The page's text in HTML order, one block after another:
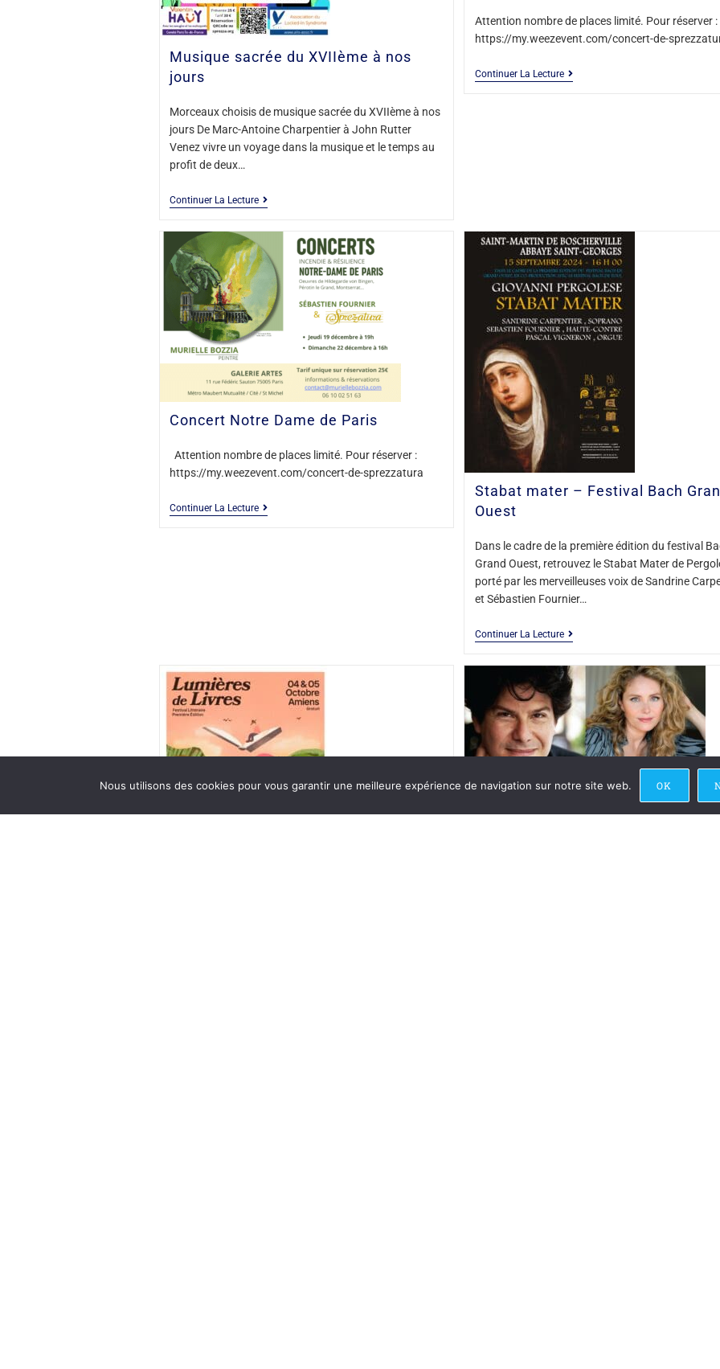
Musique sacrée du XVIIème à nos
jours
Morceaux choisis de musique sacrée du XVIIème à nos
jours De Marc-Antoine Charpentier à John Rutter
Venez vivre un voyage dans la musique et le temps au
profit de deux…
Continuer La Lecture
Attention nombre de places limité. Pour réserver :
https://my.weezevent.com/concert-de-
Continuer La Lecture
Concert Notre Dame de Paris
Attention nombre de places limité. Pour réserver :
https://my.weezevent.com/concert-de-sprezzatura
Continuer La Lecture
Stabat mater – Festival Bach
Ouest
Dans le cadre de la première édition du festival
Grand Ouest, retrouvez le Stabat Mater de
porté par les merveilleuses voix de Sandrine
et Sébastien Fournier…
Continuer La Lecture
Sébastien Fournier Clara Ponty Concert
Nous utilisons des cookies pour vous garantir une meilleure expérience de navigation sur notre site web. OK